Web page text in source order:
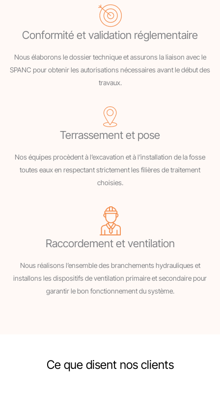
Conformité et validation réglementaire
Nous élaborons le dossier technique et assurons la liaison avec le
SPANC pour obtenir les autorisations nécessaires avant le début des
travaux.
Terrassement et pose
Nos équipes procèdent à l’excavation et à l’installation de la fosse
toutes eaux en respectant strictement les filières de traitement
choisies.
Raccordement et ventilation
Nous réalisons l’ensemble des branchements hydrauliques et
installons les dispositifs de ventilation primaire et secondaire pour
garantir le bon fonctionnement du système.
Ce que disent nos clients